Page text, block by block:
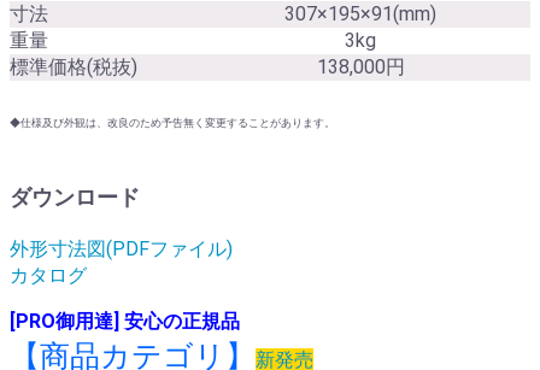
寸法
307×195×91(mm)
重量
3kg
標準価格(税抜)
138,000円
◆仕様及び外観は、改良のため予告無く変更することがあります。
ダウンロード
外形寸法図(PDFファイル)
カタログ
[PRO御用達] 安心の正規品
【商品カテゴリ】 新発売